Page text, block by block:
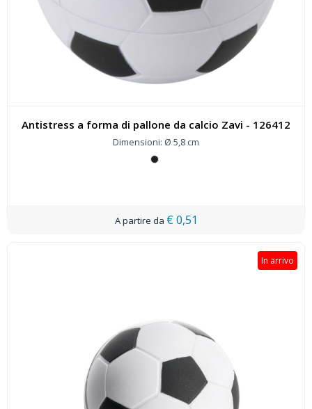
Antistress a forma di pallone da calcio Zavi - 126412
Dimensioni: Ø 5,8 cm
€ 0,51
In arrivo